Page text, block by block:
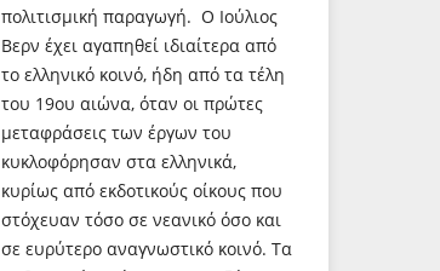
πολιτισμική παραγωγή. Ο Ιούλιος
Βερν έχει αγαπηθεί ιδιαίτερα από
το ελληνικό κοινό, ήδη από τα τέλη
του 19ου αιώνα, όταν οι πρώτες
μεταφράσεις των έργων του
κυκλοφόρησαν στα ελληνικά,
κυρίως από εκδοτικούς οίκους που
στόχευαν τόσο σε νεανικό όσο και
σε ευρύτερο αναγνωστικό κοινό. Τα